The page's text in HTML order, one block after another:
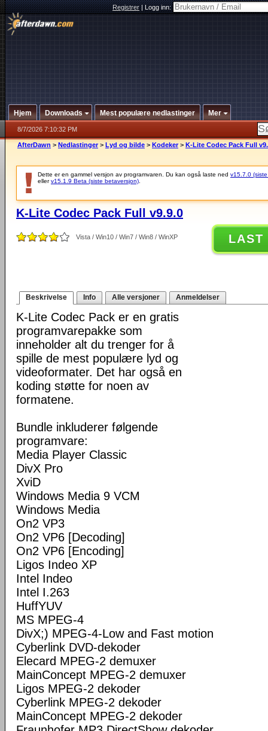
Registrer|Logg inn:
Hjem Downloads Mest populære nedlastinger Mer
8/7/2026 7:10:32 PM
AfterDawn > Nedlastinger > Lyd og bilde > Kodeker > K-Lite Codec Pack Full
Dette er en gammel versjon av programvaren. Du kan også laste ned v15.7.0
ellerv15.1.9 Beta (siste betaversjon)
K-Lite Codec Pack Full v9.9.0
Vista / Win10 / Win7 / Win8 / WinXP LAST
Beskrivelse Info Alle versjoner Anmeldelser
K-Lite Codec Pack er en gratis
programvarepakke som
inneholder alt du trenger for å
spille de mest populære lyd og
videoformater. Det har også en
koding støtte for noen av
formatene.
Bundle inkluderer følgende
programvare:
Media Player Classic
DivX Pro
XviD
Windows Media 9 VCM
Windows Media
On2 VP3
On2 VP6 [Decoding]
On2 VP6 [Encoding]
Ligos Indeo XP
Intel Indeo
Intel I.263
HuffYUV
MS MPEG-4
DivX;) MPEG-4-Low and Fast motion
Cyberlink DVD-dekoder
Elecard MPEG-2 demuxer
MainConcept MPEG-2 demuxer
Ligos MPEG-2 dekoder
Cyberlink MPEG-2 dekoder
MainConcept MPEG-2 dekoder